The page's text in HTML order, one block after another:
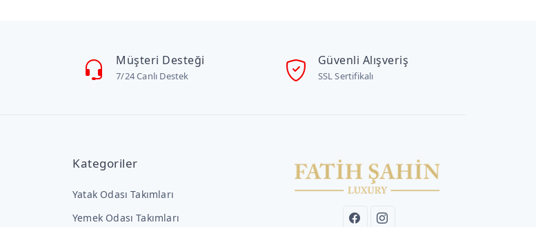
Müşteri Desteği
7/24 Canlı Destek
Güvenli Alışveriş
SSL Sertifikalı
Kategoriler
Yatak Odası Takımları
Yemek Odası Takımları